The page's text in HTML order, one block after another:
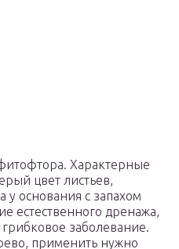
Характерные
цвет листьев,
у основания с запахом
естественного дренажа,
заболевание.
применить нужно